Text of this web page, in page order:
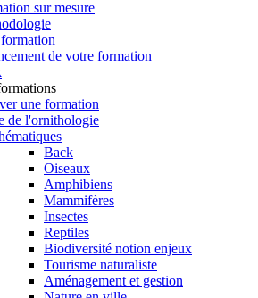
sur mesure
de votre formation
une formation
de l'ornithologie
Back
Oiseaux
Amphibiens
Mammifères
Insectes
Reptiles
Biodiversité notion enjeux
Tourisme naturaliste
Aménagement et gestion